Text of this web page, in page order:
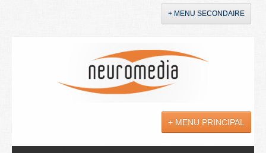
+ MENU SECONDAIRE
+ MENU PRINCIPAL